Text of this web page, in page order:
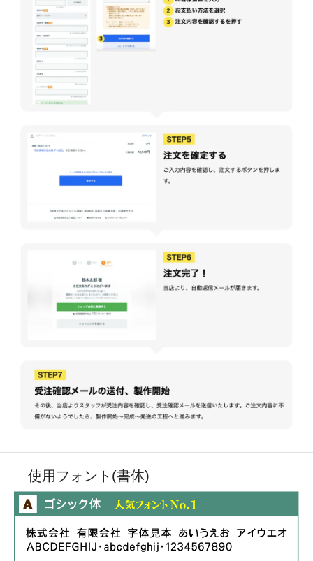
使用フォント(書体)